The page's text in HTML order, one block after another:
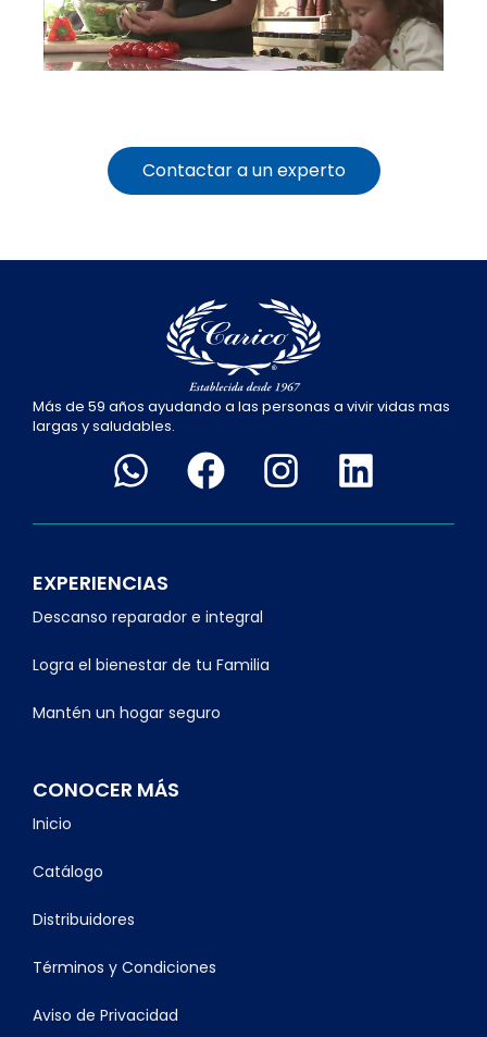
Contactar a un experto
Más de 59 años ayudando a las personas a vivir vidas mas
largas y saludables.
EXPERIENCIAS
Descanso reparador e integral
Logra el bienestar de tu Familia
Mantén un hogar seguro
CONOCER MÁS
Inicio
Catálogo
Distribuidores
Términos y Condiciones
Aviso de Privacidad